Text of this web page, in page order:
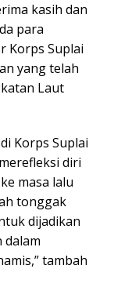
kasih dan
para
Korps Suplai
yang telah
Laut
Korps Suplai
diri
masa lalu
tonggak
dijadikan
dalam
tambah